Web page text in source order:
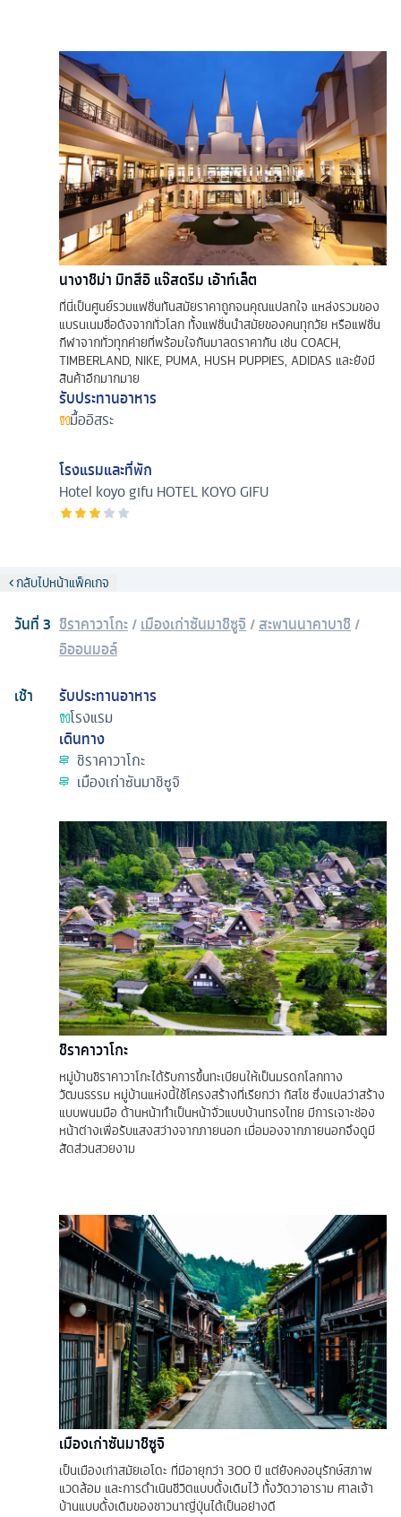
นางาชิม่า มิทสึอิ แจ๊สดรีม เอ้าท์เล็ต
ที่นี่เป็นศูนย์รวมแฟชั่นทันสมัยราคาถูกจนคุณแปลกใจ แหล่งรวมของ
แบรนเนมชื่อดังจากทั่วโลก ทั้งแฟชั่นนำสมัยของคนทุกวัย หรือแฟชั่น
กีฬาจากทั่วทุกค่ายที่พร้อมใจกันมาลดราคากัน เช่น COACH,
TIMBERLAND, NIKE, PUMA, HUSH PUPPIES, ADIDAS และยังมี
สินค้าอีกมากมาย
รับประทานอาหาร
มื้ออิสระ
โรงแรมและที่พัก
Hotel koyo gifu HOTEL KOYO GIFU
กลับไปหน้าแพ็คเกจ
วันที่3 ชิราคาวาโกะ/เมืองเก่าซันมาชิซูจิ /สะพานนาคาบาชิ /
อิออนมอล์
เช้า
รับประทานอาหาร
โรงแรม
เดินทาง
ชิราคาวาโกะ
เมืองเก่าซันมาชิซูจิ
ชิราคาวาโกะ
หมู่บ้านชิราคาวาโกะได้รับการขึ้นทะเบียนให้เป็นมรดกโลกทาง
วัฒนธรรม หมู่บ้านแห่งนี้ใช้โครงสร้างที่เรียกว่า กัสโช ซึ่งแปลว่าสร้าง
แบบพนมมือ ด้านหน้าทำเป็นหน้าจั่วแบบบ้านทรงไทย มีการเจาะช่อง
หน้าต่างเพื่อรับแสงสว่างจากภายนอก เมื่อมองจากภายนอกจึงดูมี
สัดส่วนสวยงาม
เมืองเก่าซันมาชิซูจิ
เป็นเมืองเก่าสมัยเอโดะ ที่มีอายุกว่า 300 ปี แต่ยังคงอนุรักษ์สภาพ
แวดล้อม และการดำเนินชีวิตแบบดั้งเดิมไว้ ทั้งวัดวาอาราม ศาลเจ้า
บ้านแบบดั้งเดิมของชาวนาญี่ปุ่นได้เป็นอย่างดี